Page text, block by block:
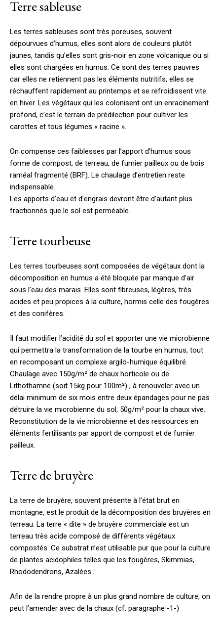
Terre sableuse
Les terres sableuses sont très poreuses, souvent
dépourvues d’humus, elles sont alors de couleurs plutôt
jaunes, tandis qu’elles sont gris-noir en zone volcanique ou si
elles sont chargées en humus. Ce sont des terres pauvres
car elles ne retiennent pas les éléments nutritifs, elles se
réchauffent rapidement au printemps et se refroidissent vite
en hiver. Les végétaux qui les colonisent ont un enracinement
profond, c’est le terrain de prédilection pour cultiver les
carottes et tous légumes « racine ».
On compense ces faiblesses par l’apport d’humus sous
forme de compost, de terreau, de fumier pailleux ou de bois
raméal fragmenté (BRF). Le chaulage d’entretien reste
indispensable.
Les apports d’eau et d’engrais devront être d’autant plus
fractionnés que le sol est perméable.
Terre tourbeuse
Les terres tourbeuses sont composées de végétaux dont la
décomposition en humus a été bloquée par manque d’air
sous l’eau des marais. Elles sont fibreuses, légères, très
acides et peu propices à la culture, hormis celle des fougères
et des conifères.
Il faut modifier l’acidité du sol et apporter une vie microbienne
qui permettra la transformation de la tourbe en humus, tout
en recomposant un complexe argilo-humique équilibré.
Chaulage avec 150g/m² de chaux horticole ou de
Lithothamne (soit 15kg pour 100m²) , à renouveler avec un
délai minimum de six mois entre deux épandages pour ne pas
détruire la vie microbienne du sol, 50g/m² pour la chaux vive.
Reconstitution de la vie microbienne et des ressources en
éléments fertilisants par apport de compost et de fumier
pailleux.
Terre de bruyère
La terre de bruyère, souvent présente à l’état brut en
montagne, est le produit de la décomposition des bruyères en
terreau. La terre « dite » de bruyère commerciale est un
terreau très acide composé de différents végétaux
compostés. Ce substrat n’est utilisable pur que pour la culture
de plantes acidophiles telles que les fougères, Skimmias,
Rhododendrons, Azalées…
Afin de la rendre propre à un plus grand nombre de culture, on
peut l’amender avec de la chaux (cf. paragraphe -1-)